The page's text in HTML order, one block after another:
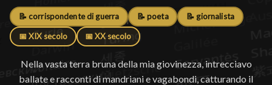
📝 corrispondente di guerra 📝 poeta 📝 giornalista
📅 XIX secolo 📅 XX secolo
Nella vasta terra bruna della mia giovinezza, intrecciavo
ballate e racconti di mandriani e vagabondi, catturando il